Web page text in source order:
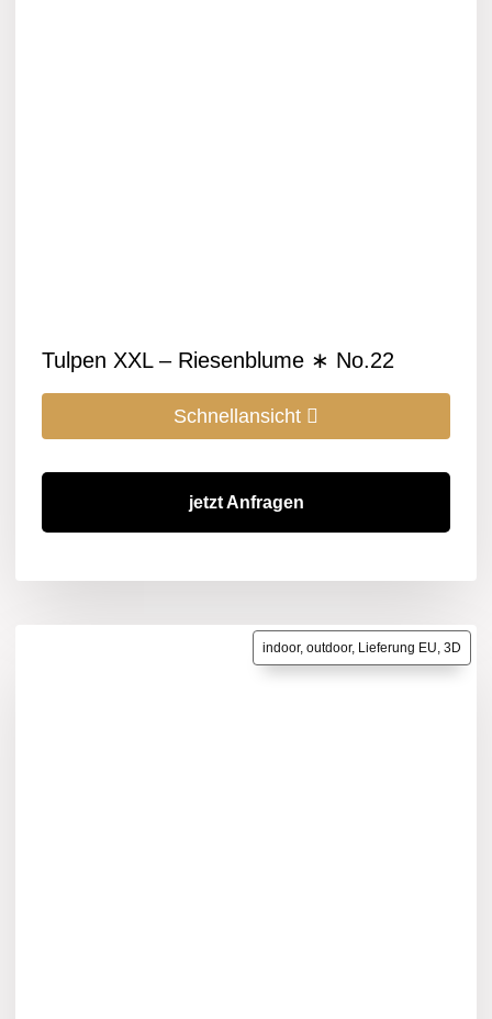
Tulpen XXL – Riesenblume ∗ No.22
Schnellansicht
jetzt Anfragen
indoor, outdoor, Lieferung EU, 3D